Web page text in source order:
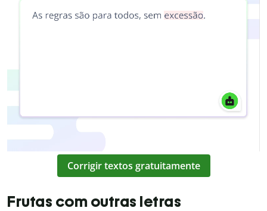
Corrigir textos gratuitamente
Frutas com outras letras